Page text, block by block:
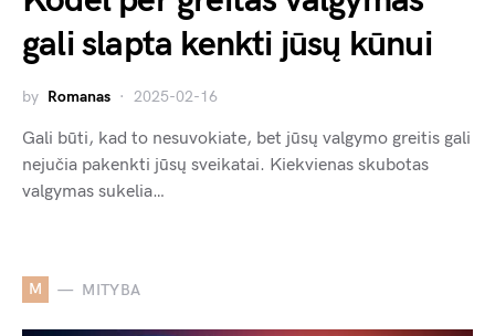
gali slapta kenkti jūsų kūnui
by Romanas 2025-02-16
Gali būti, kad to nesuvokiate, bet jūsų valgymo greitis gali
nejučia pakenkti jūsų sveikatai. Kiekvienas skubotas
valgymas sukelia…
M MITYBA